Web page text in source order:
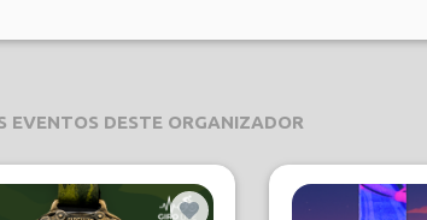
EVENTOS DESTE ORGANIZADOR